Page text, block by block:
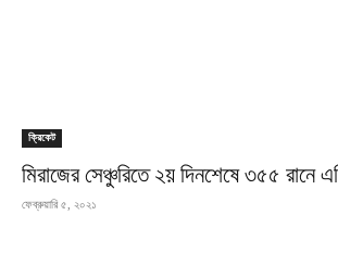
ক্রিকেট
মিরাজের সেঞ্চুরিতে ২য় দিনশেষে ৩৫৫ রানে
ফেব্রুয়ারি ৫, ২০২১